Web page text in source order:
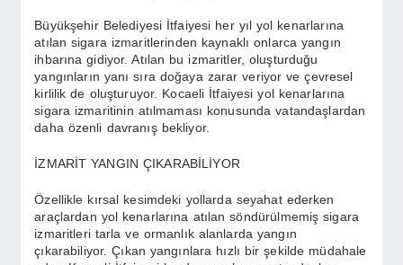
EKONOMI
DÜNYA
SAĞLIK
SPOR
Büyükşehir Belediyesi İtfaiyesi her yıl yol kenarlarına
atılan sigara izmaritlerinden kaynaklı onlarca yangın
ihbarına gidiyor. Atılan bu izmaritler, oluşturduğu
yangınların yanı sıra doğaya zarar veriyor ve çevresel
kirlilik de oluşturuyor. Kocaeli İtfaiyesi yol kenarlarına
sigara izmaritinin atılmaması konusunda vatandaşlardan
daha özenli davranış bekliyor.
İZMARİT YANGIN ÇIKARABİLİYOR
Özellikle kırsal kesimdeki yollarda seyahat ederken
araçlardan yol kenarlarına atılan söndürülmemiş sigara
izmaritleri tarla ve ormanlık alanlarda yangın
çıkarabiliyor. Çıkan yangınlara hızlı bir şekilde müdahale